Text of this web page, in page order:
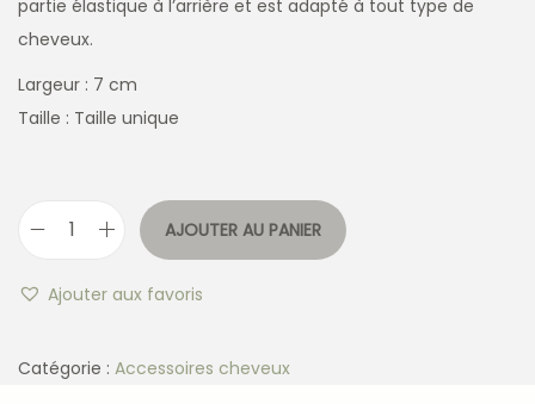
partie élastique à l’arrière et est adapté à tout type de
cheveux.
Largeur : 7 cm
Taille : Taille unique
AJOUTER AU PANIER
Ajouter aux favoris
Catégorie : Accessoires cheveux